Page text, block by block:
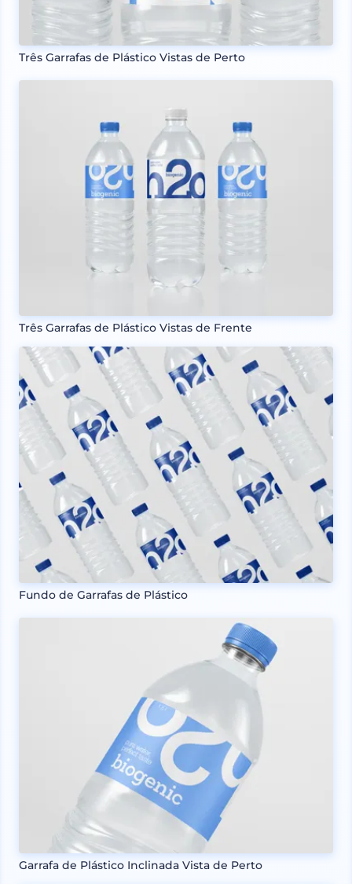
Três Garrafas de Plástico Vistas de Perto
Três Garrafas de Plástico Vistas de Frente
Fundo de Garrafas de Plástico
Garrafa de Plástico Inclinada Vista de Perto